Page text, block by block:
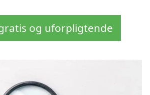
og uforpligtende